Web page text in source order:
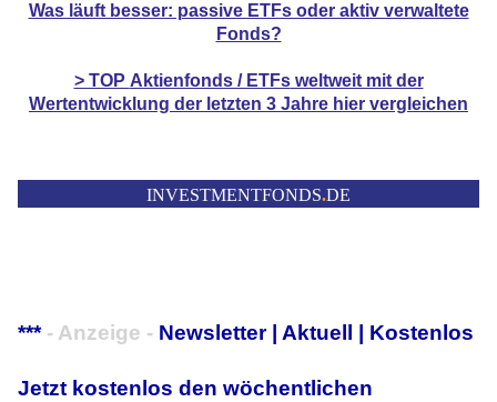
Was läuft besser: passive ETFs oder aktiv verwaltete
Fonds?
> TOP Aktienfonds / ETFsweltweit mit der
Wertentwicklung der letzten 3 Jahre hier vergleichen
INVESTMENTFONDS.DE
*** - Anzeige - Newsletter | Aktuell | Kostenlos
Jetzt kostenlos den wöchentlichen